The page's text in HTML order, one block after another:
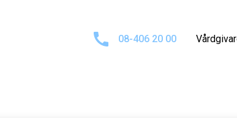
08-406 20 00